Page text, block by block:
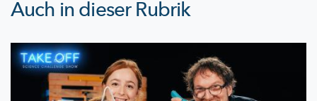
Auch in dieser Rubrik